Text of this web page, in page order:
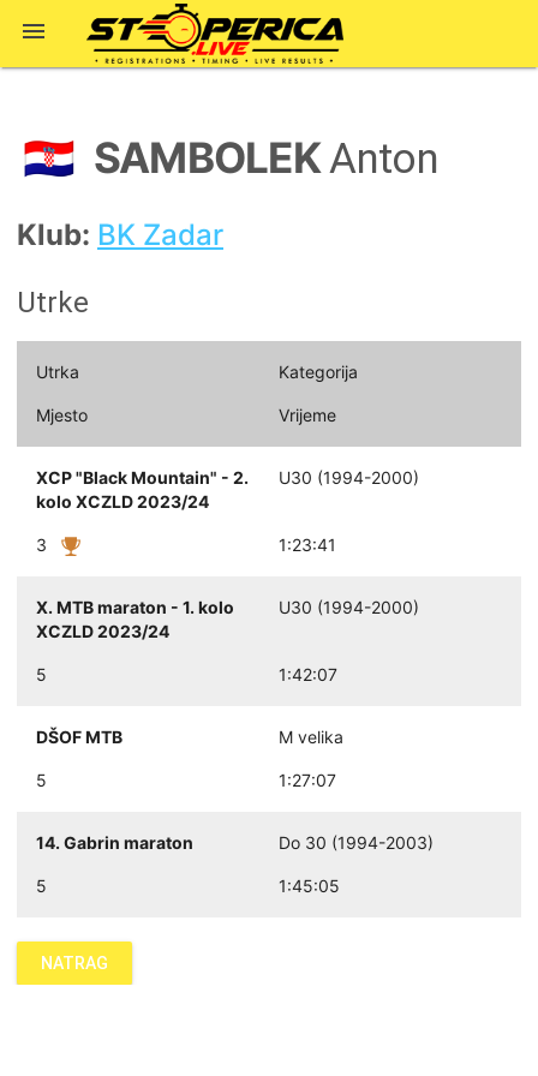

🇭🇷 SAMBOLEKAnton
Klub: BK Zadar
Utrke
Utrka Kategorija
Mjesto Vrijeme
XCP "Black Mountain" - 2.
kolo XCZLD 2023/24
U30 (1994-2000)
3 1:23:41
X. MTB maraton - 1. kolo
XCZLD 2023/24
U30 (1994-2000)
5 1:42:07
DŠOF MTB M velika
5 1:27:07
14. Gabrin maraton Do 30 (1994-2003)
5 1:45:05
NATRAG